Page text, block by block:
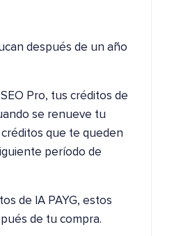
después de un año
Pro, tus créditos de
se renueve tu
que te queden
período de
de IA PAYG, estos
de tu compra.